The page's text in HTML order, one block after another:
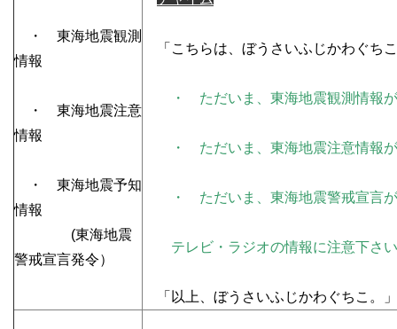
・ 東海地震観測
情報
・ 東海地震注意
情報
・ 東海地震予知
情報
(東海地震
警戒宣言発令）
「こちらは、ぼうさいふじかわぐち
・ ただいま、東海地震観測情報
・ ただいま、東海地震注意情報が
・ ただいま、東海地震警戒宣言が
テレビ・ラジオの情報に注意下さ
「以上、ぼうさいふじかわぐちこ。」